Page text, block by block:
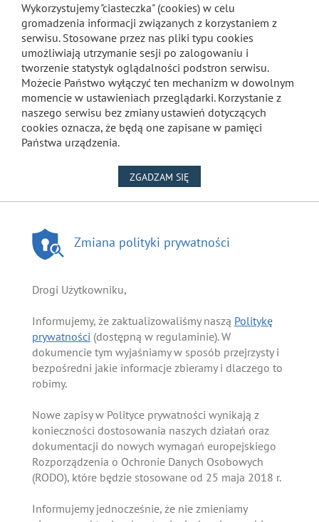
Wykorzystujemy "ciasteczka" (cookies) w celu
gromadzenia informacji związanych z korzystaniem z
serwisu. Stosowane przez nas pliki typu cookies
umożliwiają utrzymanie sesji po zalogowaniu i
tworzenie statystyk oglądalności podstron serwisu.
Możecie Państwo wyłączyć ten mechanizm w dowolnym
momencie w ustawieniach przeglądarki. Korzystanie z
naszego serwisu bez zmiany ustawień dotyczących
cookies oznacza, że będą one zapisane w pamięci
Państwa urządzenia.
ZGADZAM SIĘ
Zmiana polityki prywatności
Drogi Użytkowniku,
Informujemy, że zaktualizowaliśmy naszą Politykę
prywatności (dostępną w regulaminie). W
dokumencie tym wyjaśniamy w sposób przejrzysty i
bezpośredni jakie informacje zbieramy i dlaczego to
robimy.
Nowe zapisy w Polityce prywatności wynikają z
konieczności dostosowania naszych działań oraz
dokumentacji do nowych wymagań europejskiego
Rozporządzenia o Ochronie Danych Osobowych
(RODO), które będzie stosowane od 25 maja 2018 r.
Informujemy jednocześnie, że nie zmieniamy